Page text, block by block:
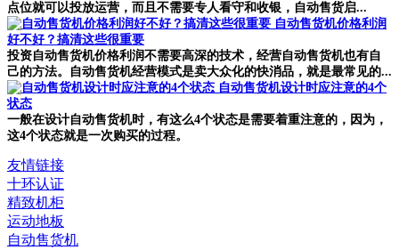
点位就可以投放运营，而且不需要专人看守和收银，自动售货启...
自动售货机价格利润
好不好？搞清这些很重要
投资自动售货机价格利润不需要高深的技术，经营自动售货机也有自
己的方法。自动售货机经营模式是卖大众化的快消品，就是最常见的...
自动售货机设计时应注意的4个
状态
一般在设计自动售货机时，有这么4个状态是需要着重注意的，因为，
这4个状态就是一次购买的过程。
友情链接
十环认证
精致机柜
运动地板
自动售货机